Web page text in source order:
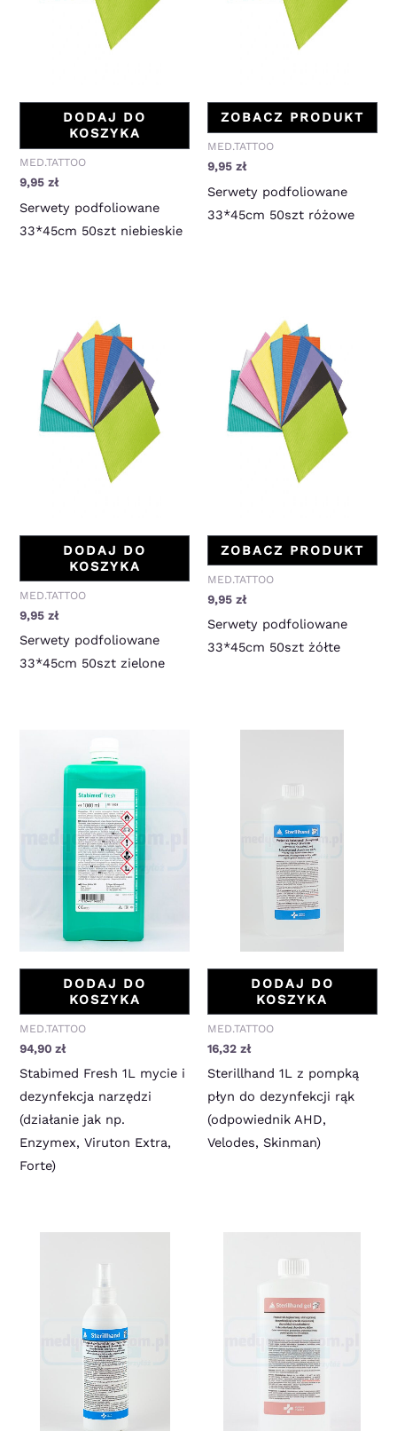
DODAJ DO
KOSZYKA
MED.TATTOO
9,95zł
Serwety podfoliowane
33*45cm 50szt niebieskie
ZOBACZ PRODUKT
MED.TATTOO
9,95 zł
Serwety podfoliowane
33*45cm 50szt różowe
DODAJ DO
KOSZYKA
MED.TATTOO
9,95zł
Serwety podfoliowane
33*45cm 50szt zielone
ZOBACZ PRODUKT
MED.TATTOO
9,95 zł
Serwety podfoliowane
33*45cm 50szt żółte
DODAJ DO
KOSZYKA
MED.TATTOO
94,90zł
Stabimed Fresh 1L mycie i
dezynfekcja narzędzi
(działanie jak np.
Enzymex, Viruton Extra,
Forte)
DODAJ DO
KOSZYKA
MED.TATTOO
16,32 zł
Sterillhand 1L z pompką
płyn do dezynfekcji rąk
(odpowiednik AHD,
Velodes, Skinman)